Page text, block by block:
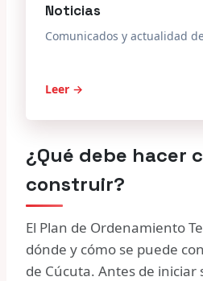
Noticias
Comunicados y actualidad
Leer →
¿Qué debe hacer
construir?
El Plan de Ordenamiento
dónde y cómo se puede
de Cúcuta. Antes de iniciar